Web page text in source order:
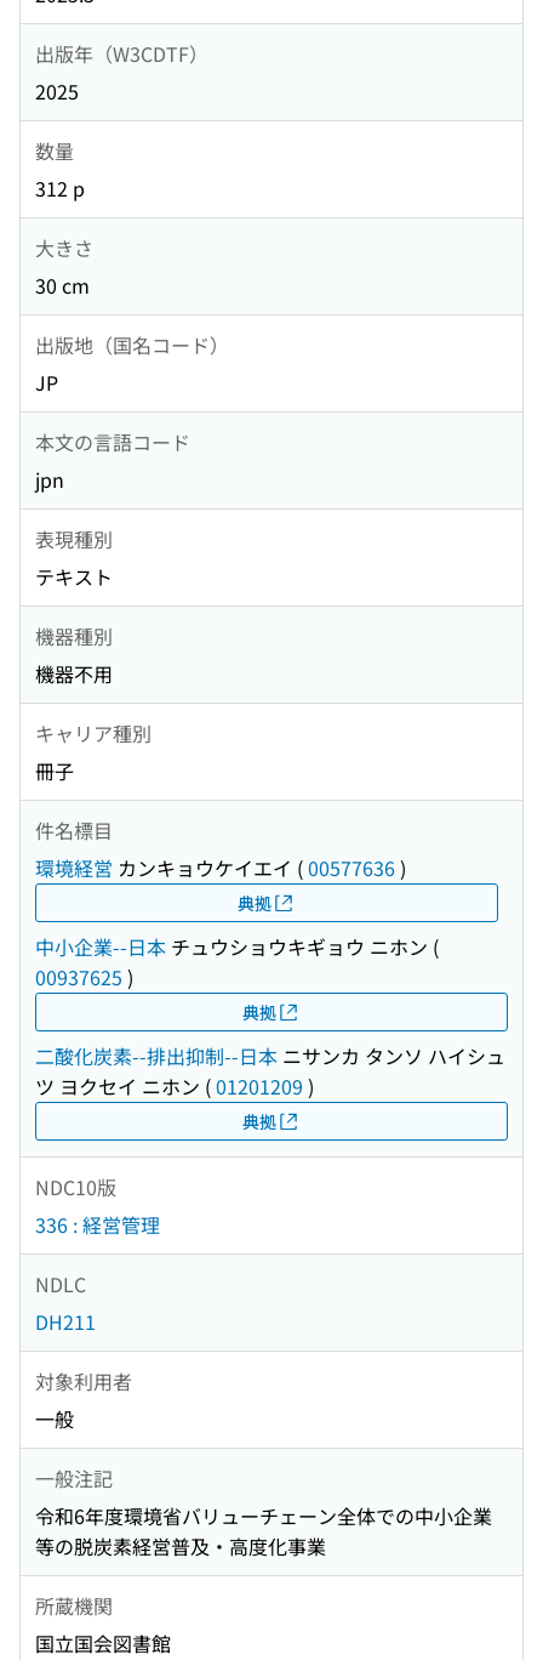
出版年（W3CDTF）
2025
数量
312 p
大きさ
30 cm
出版地（国名コード）
JP
本文の言語コード
jpn
表現種別
テキスト
機器種別
機器不用
キャリア種別
冊子
件名標目
環境経営 カンキョウケイエイ (00577636)
典拠
中小企業--日本 チュウショウキギョウ ニホン (
00937625 )
典拠
二酸化炭素--排出抑制--日本 ニサンカ タンソ ハイシュ
ツ ヨクセイ ニホン (01201209 )
典拠
NDC10版
336 : 経営管理
NDLC
DH211
対象利用者
一般
一般注記
令和6年度環境省バリューチェーン全体での中小企業
等の脱炭素経営普及・高度化事業
所蔵機関
国立国会図書館